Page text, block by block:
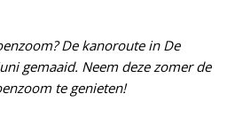
De kanoroute in De
gemaaid. Neem deze zomer de
te genieten!